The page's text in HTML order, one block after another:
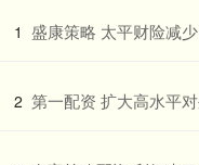
1 盛康策略 太平财险减
2 第一配资 扩大高水平